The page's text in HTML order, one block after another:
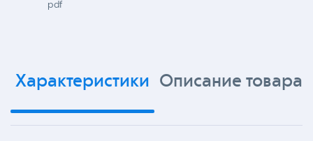
pdf
Характеристики Описание товара